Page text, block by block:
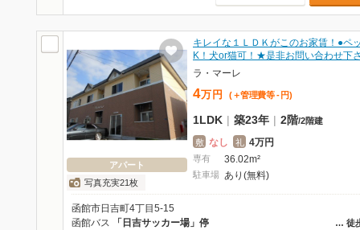
アパート
写真充実21枚
キレイな１ＬＤＫがこのお家賃！●ペ
K！犬or猫可！★是非お問い合わせ下
ラ・マーレ
4万 円 (＋管理費等 - 円)
1LDK | 築23年 | 2階/2階建
敷 なし 礼 4万円
専有 36.02m²
駐車場 あり(無料)
函館市日吉町4丁目5-15
… 徒
函館バス 「日吉サッカー場」停